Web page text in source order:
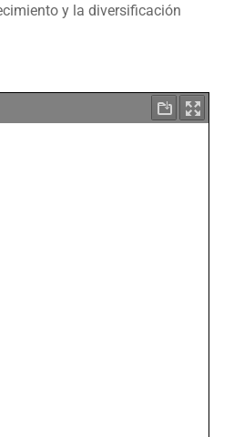
y la diversificación